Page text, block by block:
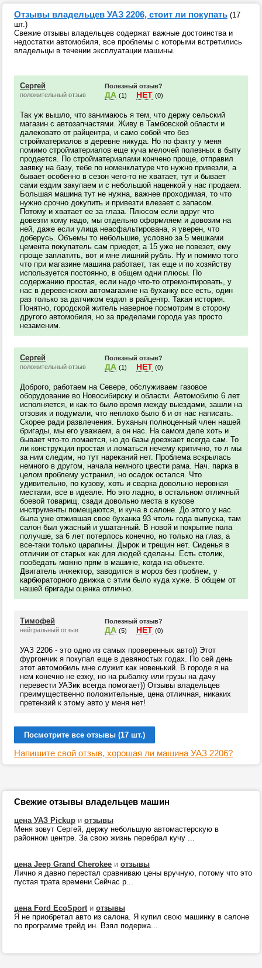
Отзывы владельцев УАЗ 2206, стоит ли покупать (17
шт.)
Свежие отзывы владельцев содержат важные достоинства и
недостатки автомобиля, все проблемы с которыми встретились
владельцы в течении эксплуатации машины.
Сергей
положительный отзыв
Полезный отзыв?
ДА (1) НЕТ (0)
Так уж вышло, что занимаюсь я тем, что держу сельский
магазин с автозапчастями. Живу в Тамбовской области и
далековато от райцентра, и само собой что без
стройматериалов в деревне никуда. Но по факту у меня
помимо стройматериалов еще куча мелочей полезных в быту
продается. По стройматериалами кончено проще, отправил
заявку на базу, тебе по номенклатуре что нужно привезли, а
бывает особенно в сезон чего-то не хватает, тут и бывает
сами ездим закупаем и с небольшой наценкой у нас продаем.
Большая машина тут не нужна, важнее проходимая, то что
нужно срочно докупить и привезти влезает с запасом.
Потому и хватает ее за глаза. Плюсом если вдруг что
довезти кому надо, мы отдельно оформляем и довозим на
ней, даже если улица неасфальтирована, я уверен, что
доберусь. Объемы то небольшие, условно за 5 мешками
цемента покупатель сам приедет, а 15 уже не повезет, ему
проще заплатить, вот и мне лишний рубль. Ну и помимо того
что при магазине машина работает, так еще и по хозяйству
используется постоянно, в общем одни плюсы. По
содержанию простая, если надо что-то отремонтировать, у
нас в деревенском автомагазине на буханку все есть, один
раз только за датчиком ездил в райцентр. Такая история.
Понятно, городской житель наверное посмотрим в сторону
другого автомобиля, но за пределами города уаз просто
незаменим.
Сергей
положительный отзыв
Полезный отзыв?
ДА (1) НЕТ (0)
Доброго, работаем на Севере, обслуживаем газовое
оборудование во Новосибирску и области. Автомобилю 6 лет
исполняется, и как-то было время между выездами, зашли на
отзовик и подумали, что неплохо было б и от нас написать.
Скорее ради развлечения. Буханыч полноценный член нашей
бригады, мы его уважаем, а он нас. На самом деле хоть и
бывает что-то ломается, но до базы доезжает всегда сам. То
ли конструкция простая и ломаться нечему критично, то л мы
за ним следим, но тут нареканий нет. Проблема вскрылась
немного в другом, начала немного цвести рама. Нач. парка в
целом проблему устранил, но осадок остался. Что
удивительно, по кузову, хоть и сварка довольно неровная
местами, все в идеале. Но это ладно, в остальном отличный
боевой товарищ, сзади довольно места в кузове
инструменты помещаются, и куча в салоне. До этого у нас
была уже отжившая свое буханка 93 чтоль года выпуска, там
салон был ужасный и ушатанный. В новой и покрытие пола
получше, за 6 лет потерлось конечно, но только на глаз, а
все-таки только царапины. Дырок и трещин нет. Сиденья в
отличии от старых как для людей сделаны. Есть столик,
пообедать можно прям в машине, когда на объекте.
Двигатель инжектор, заводится в мороз без проблем, у
карбюраторного движка с этим было куда хуже. В общем от
нашей бригады оценка отлично.
Тимофей
нейтральный отзыв
Полезный отзыв?
ДА (5) НЕТ (0)
УАЗ 2206 - это одно из самых проверенных авто)) Этот
фургончик я покупал еще в девяностых годах. По сей день
этот автомобиль мне служит как новенький. В городе я на
нем конечно не езжу, но на рыбалку или грузы на дачу
перевести УАЗик всегда помогает)) Отзывы владельцев
преимущественно положительные, цена отличная, никаких
претензий к этому авто у меня нет!
Посмотрите все отзывы (17 шт.)
Напишите свой отзыв, хорошая ли машина УАЗ 2206?
Свежие отзывы владельцев машин
цена УАЗ Pickup и отзывы
Меня зовут Сергей, держу небольшую автомастерскую в
районном центре. За свою жизнь перебрал кучу ...
цена Jeep Grand Cherokee и отзывы
Лично я давно перестал сравниваю цены вручную, потому что это
пустая трата времени.Сейчас р...
цена Ford EcoSportи отзывы
Я не приобретал авто из салона. Я купил свою машинку в салоне
по программе трейд ин. Взял подержа...